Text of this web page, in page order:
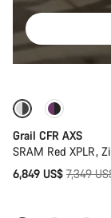
-7%
Grail CFR AXS
SRAM Red XPLR,
6,849 US$ Preço
7,349